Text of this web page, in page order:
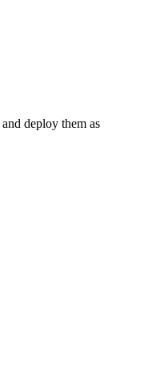
and deploy them as